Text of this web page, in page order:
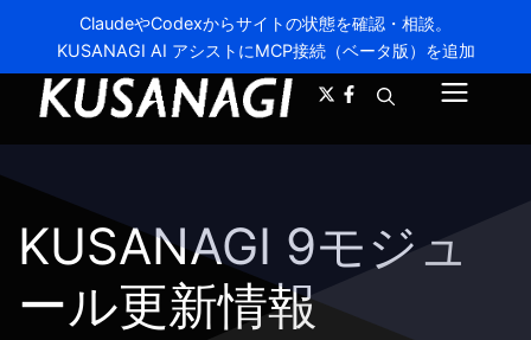
ClaudeやCodexからサイトの状態を確認・相談。
KUSANAGI AI アシストにMCP接続（ベータ版）を追加
ニ
KUSANAGI 9モジュ
ール更新情報
A- A+